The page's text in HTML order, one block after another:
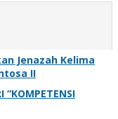
Jenazah Kelima
II